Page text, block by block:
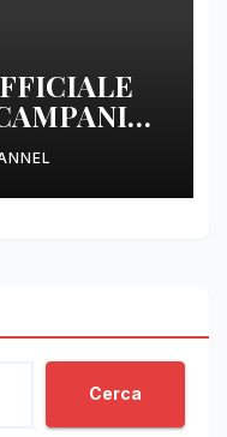
Cerca